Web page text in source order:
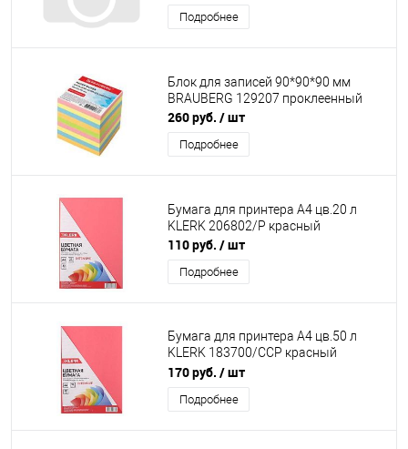
Подробнее
Блок для записей 90*90*90 мм
BRAUBERG 129207 проклеенный
260 руб. / шт
Подробнее
Бумага для принтера А4 цв.20 л
KLERK 206802/Р красный
110 руб. / шт
Подробнее
Бумага для принтера А4 цв.50 л
KLERK 183700/ССР красный
Интенсив
170 руб. / шт
Подробнее